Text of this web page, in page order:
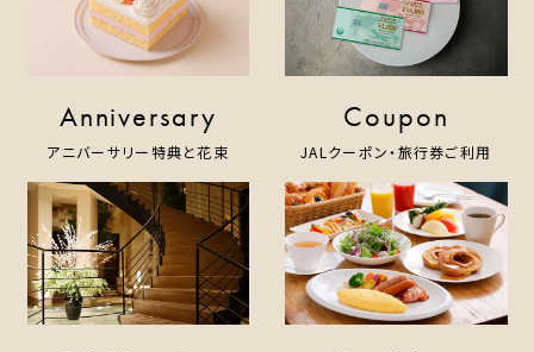
One Harmony
Anniversary
アニバーサリー特典と花束
Coupon
JALクーポン・旅行券ご利用